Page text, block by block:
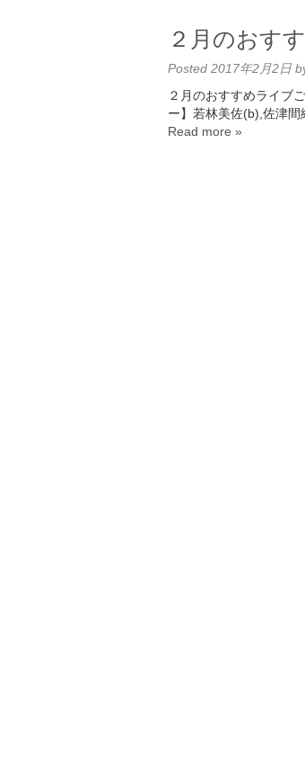
２月のおす
Posted 2017年2月2日
２月のおすすめライブ
ー】若林美佐(b),佐津
Read more »